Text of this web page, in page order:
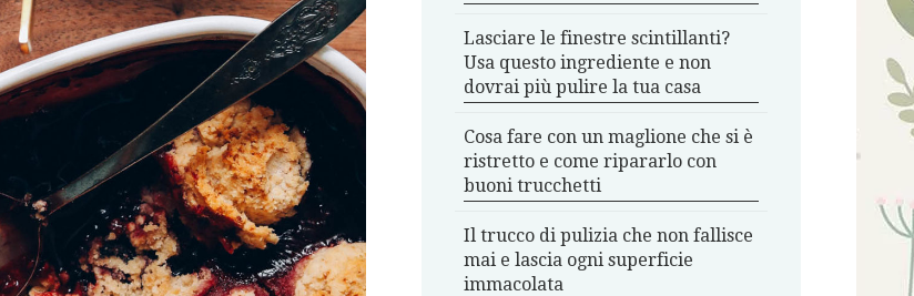
Lasciare le finestre scintillanti?
Usa questo ingrediente e non
dovrai più pulire la tua casa
Cosa fare con un maglione che si è
ristretto e come ripararlo con
buoni trucchetti
Il trucco di pulizia che non fallisce
mai e lascia ogni superficie
immacolata